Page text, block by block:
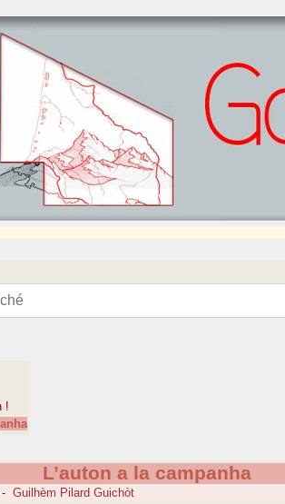
!
L’auton a la campanha
- Guilhèm Pilard Guichòt